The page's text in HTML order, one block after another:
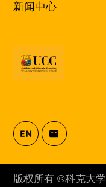
新闻中心
版权所有 ©科克大学